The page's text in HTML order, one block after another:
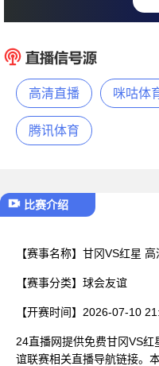
甘冈
高清直播 咪咕体
腾讯体育
比赛介绍
【赛事名称】 甘冈VS红星
【赛事分类】 球会友谊
【开赛时间】 2026-07-10
24直播网提供免费甘冈VS
谊联赛相关直播导航链接。